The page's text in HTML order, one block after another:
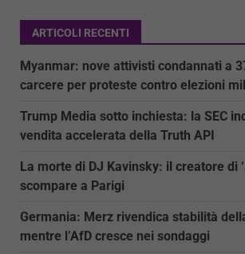
ARTICOLI RECENTI
Myanmar: nove attivisti condannati a
carcere per proteste contro elezioni
Trump Media sotto inchiesta: la SEC
vendita accelerata della Truth API
La morte di DJ Kavinsky: il creatore di
scompare a Parigi
Germania: Merz rivendica stabilità
mentre l’AfD cresce nei sondaggi